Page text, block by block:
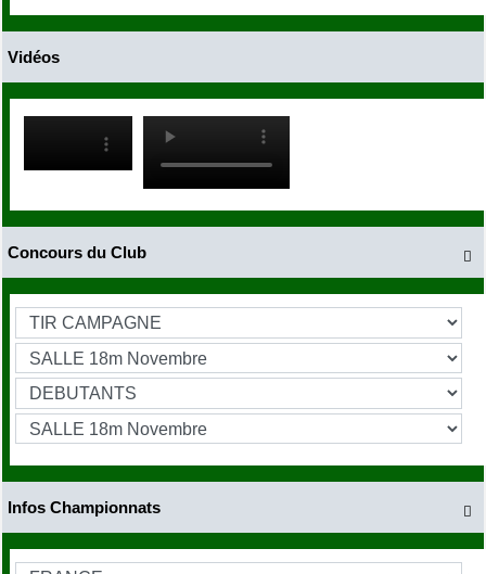
Vidéos

Concours du Club

Infos Championnats